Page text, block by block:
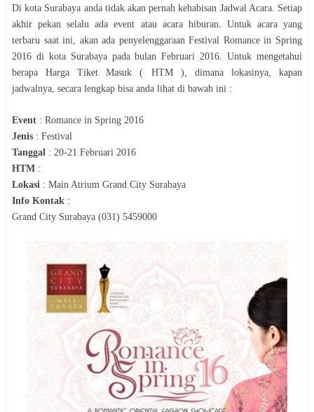
Di kota Surabaya anda tidak akan pernah kehabisan Jadwal Acara. Setiap
akhir pekan selalu ada event atau acara hiburan. Untuk acara yang
terbaru saat ini, akan ada penyelenggaraanFestival Romance in Spring
2016 di kota Surabaya pada bulanFebruari 2016 . Untuk mengetahui
berapa Harga Tiket Masuk ( HTM ), dimana lokasinya, kapan
jadwalnya, secara lengkap bisa anda lihat di bawah ini :
Event : Romance in Spring 2016
Jenis : Festival
Tanggal : 20-21 Februari 2016
HTM :
Lokasi : Main Atrium Grand City Surabaya
Info Kontak :
Grand City Surabaya (031) 5459000